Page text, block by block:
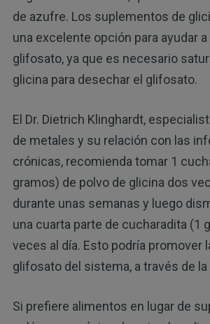
de azufre. Los suplementos de
una excelente opción para ayudar a
glifosato, ya que es necesario
glicina para desechar el glifosato.
El Dr. Dietrich Klinghardt,
de metales y su relación con las
crónicas, recomienda tomar 1
gramos) de polvo de glicina dos
durante unas semanas y luego
una cuarta parte de cucharadita (1
veces al día. Esto podría promover
glifosato del sistema, a través de la
Si prefiere alimentos en lugar de